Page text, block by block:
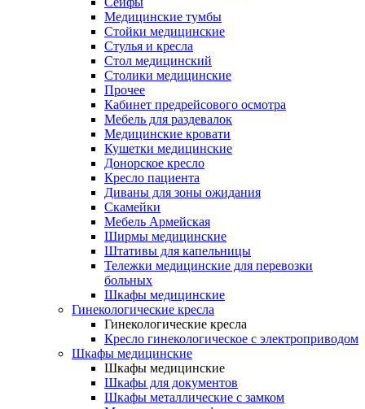
Медицинские тумбы
Стойки медицинские
Cтулья и кресла
Стол медицинский
Столики медицинские
Прочее
Кабинет предрейсового осмотра
Мебель для раздевалок
Медицинские кровати
Кушетки медицинские
Донорское кресло
Кресло пациента
Диваны для зоны ожидания
Скамейки
Мебель Армейская
Ширмы медицинские
Штативы для капельницы
Тележки медицинские для перевозки
больных
Шкафы медицинские
Гинекологические кресла
Гинекологические кресла
Кресло гинекологическое с электроприводом
Шкафы медицинские
Шкафы медицинские
Шкафы для документов
Шкафы металлические с замком